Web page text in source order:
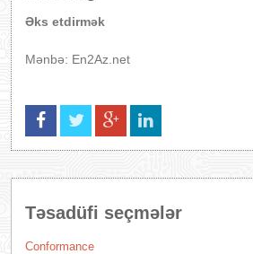
Əks etdirmək
Mənbə: En2Az.net
Təsadüfi seçmələr
Conformance